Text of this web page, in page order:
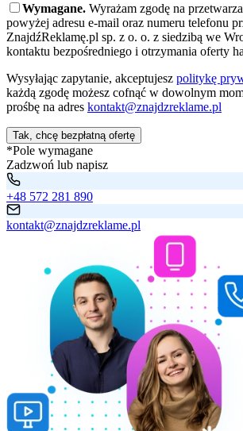
Wymagane. Wyrażam zgodę na
powyżej adresu e-mail oraz numeru telefonu
ZnajdźReklamę.pl sp. z o. o. z siedzibą we
kontaktu bezpośredniego i otrzymania oferty
Wysyłając zapytanie, akceptujesz politykę
każdą zgodę możesz cofnąć w dowolnym
prośbę na adres kontakt@znajdzreklame.pl
Tak, chcę bezpłatną ofertę
*Pole wymagane
Zadzwoń lub napisz
+48 572 281 890
kontakt@znajdzreklame.pl